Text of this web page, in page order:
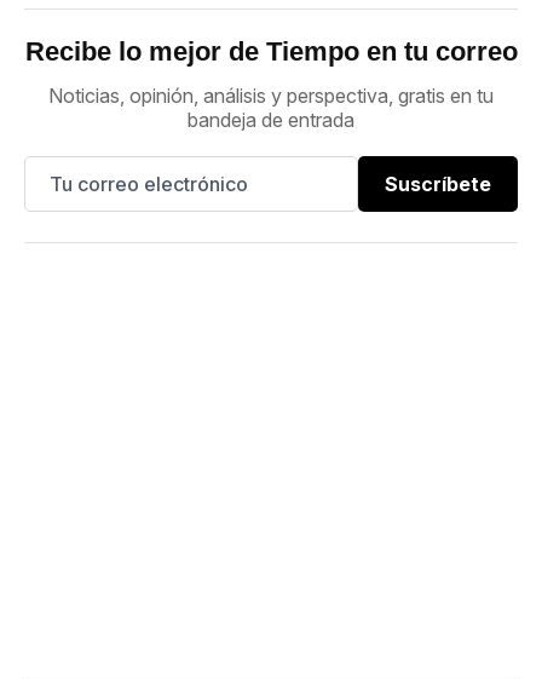
Recibe lo mejor de Tiempo en tu correo
Noticias, opinión, análisis y perspectiva, gratis en tu
bandeja de entrada
Suscríbete